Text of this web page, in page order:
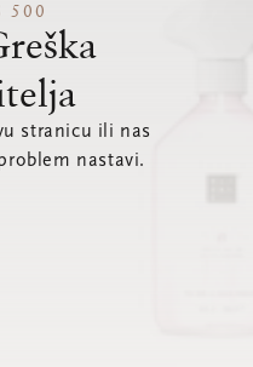
500
stranicu ili nas
nastavi.